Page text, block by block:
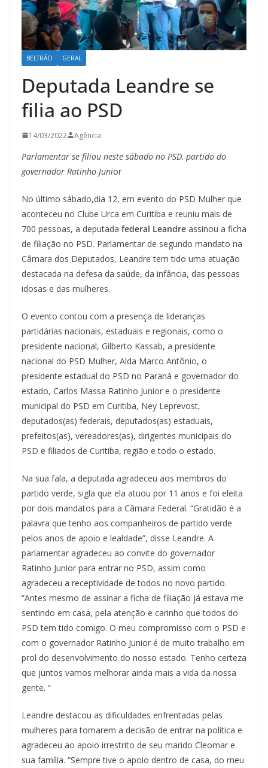
BELTRÃO GERAL
Deputada Leandre se
filia ao PSD
14/03/2022 Agência
Parlamentar se filiou neste sábado no PSD, partido do
governador Ratinho Junior
No último sábado,dia 12, em evento do PSD Mulher que
aconteceu no Clube Urca em Curitiba e reuniu mais de
700 pessoas, a deputada federal Leandre assinou a ficha
de filiação no PSD. Parlamentar de segundo mandato na
Câmara dos Deputados, Leandre tem tido uma atuação
destacada na defesa da saúde, da infância, das pessoas
idosas e das mulheres.
O evento contou com a presença de lideranças
partidárias nacionais, estaduais e regionais, como o
presidente nacional, Gilberto Kassab, a presidente
nacional do PSD Mulher, Alda Marco Antônio, o
presidente estadual do PSD no Paraná e governador do
estado, Carlos Massa Ratinho Junior e o presidente
municipal do PSD em Curitiba, Ney Leprevost,
deputados(as) federais, deputados(as) estaduais,
prefeitos(as), vereadores(as), dirigentes municipais do
PSD e filiados de Curitiba, região e todo o estado.
Na sua fala, a deputada agradeceu aos membros do
partido verde, sigla que ela atuou por 11 anos e foi eleita
por dois mandatos para a Câmara Federal. “Gratidão é a
palavra que tenho aos companheiros de partido verde
pelos anos de apoio e lealdade”, disse Leandre. A
parlamentar agradeceu ao convite do governador
Ratinho Junior para entrar no PSD, assim como
agradeceu a receptividade de todos no novo partido.
“Antes mesmo de assinar a ficha de filiação já estava me
sentindo em casa, pela atenção e carinho que todos do
PSD tem tido comigo. O meu compromisso com o PSD e
com o governador Ratinho Junior é de muito trabalho em
prol do desenvolvimento do nosso estado. Tenho certeza
que juntos vamos melhorar ainda mais a vida da nossa
gente. “
Leandre destacou as dificuldades enfrentadas pelas
mulheres para tomarem a decisão de entrar na política e
agradeceu ao apoio irrestrito de seu marido Cleomar e
sua família. “Sempre tive o apoio dentro de casa, do meu